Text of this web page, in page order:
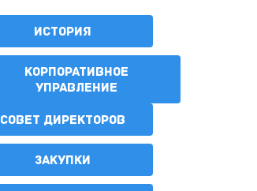
ИСТОРИЯ
КОРПОРАТИВНОЕ
УПРАВЛЕНИЕ
СОВЕТ ДИРЕКТОРОВ
ЗАКУПКИ